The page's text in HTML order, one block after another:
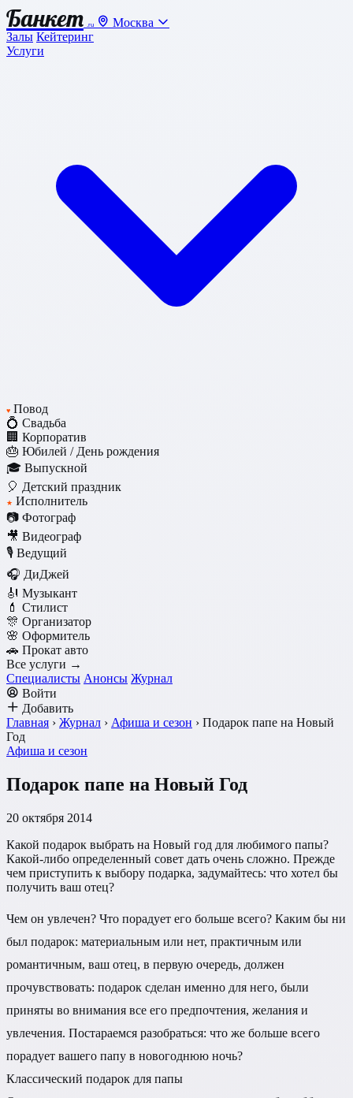
Банкет .ru
Москва
Залы Кейтеринг
Услуги
♥ Повод
💍 Свадьба
🏢 Корпоратив
🎂 Юбилей / День рождения
🎓 Выпускной
🎈 Детский праздник
★ Исполнитель
📷 Фотограф
🎥 Видеограф
🎙️ Ведущий
🎧 ДиДжей
🎻 Музыкант
💄 Стилист
🎊 Организатор
🌸 Оформитель
🚗 Прокат авто
Все услуги →
Специалисты Анонсы Журнал
Войти
Добавить
Главная › Журнал › Афиша и сезон › Подарок папе на Новый
Год
Афиша и сезон
Подарок папе на Новый Год
20 октября 2014
Какой подарок выбрать на Новый год для любимого папы?
Какой-либо определенный совет дать очень сложно. Прежде
чем приступить к выбору подарка, задумайтесь: что хотел бы
получить ваш отец?
Чем он увлечен? Что порадует его больше всего? Каким бы ни
был подарок: материальным или нет, практичным или
романтичным, ваш отец, в первую очередь, должен
прочувствовать: подарок сделан именно для него, были
приняты во внимания все его предпочтения, желания и
увлечения. Постараемся разобраться: что же больше всего
порадует вашего папу в новогоднюю ночь?
Классический подарок для папы